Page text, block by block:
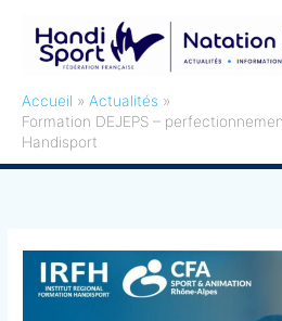
contenu
Accueil
Actualités
Formation DEJEPS –
Handisport